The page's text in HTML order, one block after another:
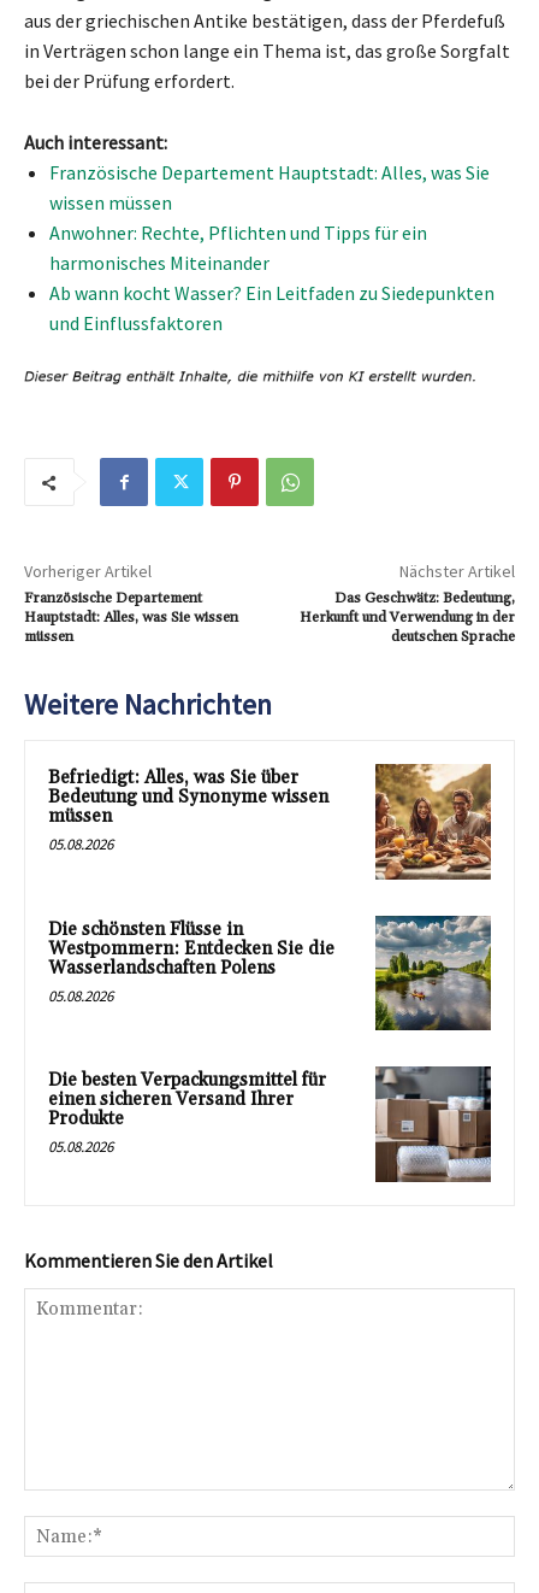
aus der griechischen Antike bestätigen, dass der Pferdefuß
in Verträgen schon lange ein Thema ist, das große Sorgfalt
bei der Prüfung erfordert.
Auch interessant:
Französische Departement Hauptstadt: Alles, was Sie
wissen müssen
Anwohner: Rechte, Pflichten und Tipps für ein
harmonisches Miteinander
Ab wann kocht Wasser? Ein Leitfaden zu Siedepunkten
und Einflussfaktoren
Vorheriger Artikel
Französische Departement
Hauptstadt: Alles, was Sie wissen
müssen
Nächster Artikel
Das Geschwätz: Bedeutung,
Herkunft und Verwendung in der
deutschen Sprache
Weitere Nachrichten
Befriedigt: Alles, was Sie über
Bedeutung und Synonyme wissen
müssen
05.08.2026
Die schönsten Flüsse in
Westpommern: Entdecken Sie die
Wasserlandschaften Polens
05.08.2026
Die besten Verpackungsmittel für
einen sicheren Versand Ihrer
Produkte
05.08.2026
Kommentieren Sie den Artikel